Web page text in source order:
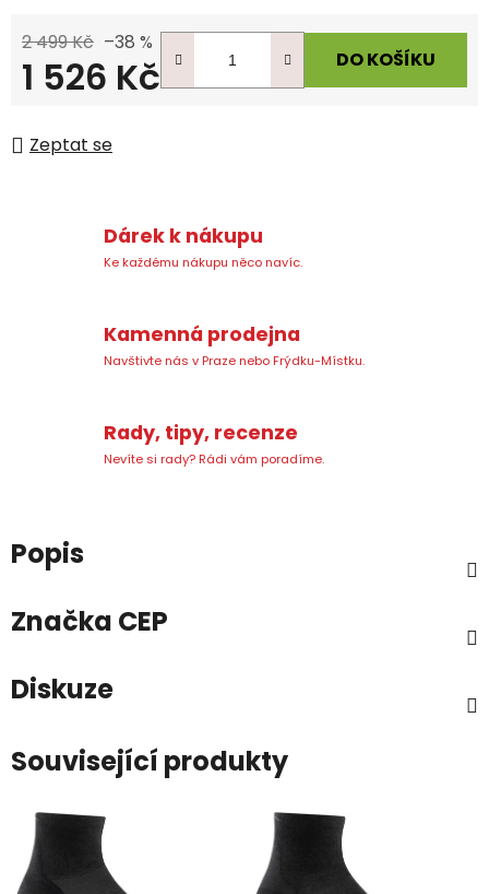
2 499 Kč –38 %
1 526 Kč DO KOŠÍKU
Zeptat se
Dárek k nákupu
Ke každému nákupu něco navíc.
Kamenná prodejna
Navštivte nás v Praze nebo Frýdku-Místku.
Rady, tipy, recenze
Nevíte si rady? Rádi vám poradíme.
Popis
Značka CEP
Diskuze
Související produkty